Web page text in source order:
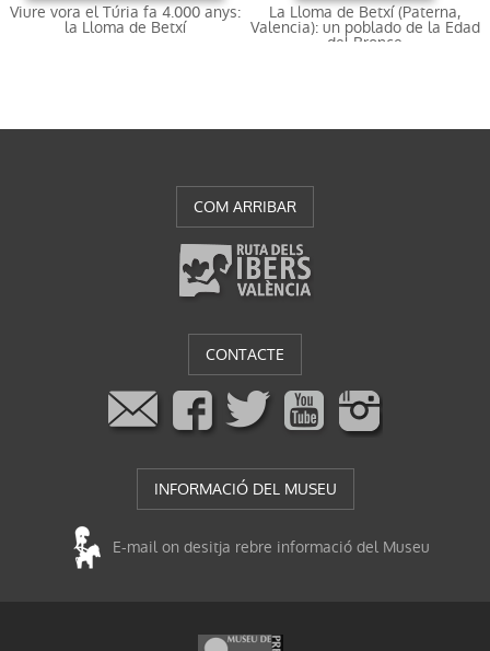
Viure vora el Túria fa 4.000 anys:
la Lloma de Betxí
La Lloma de Betxí (Paterna,
Valencia): un poblado de la Edad
del Bronce
COM ARRIBAR
CONTACTE
INFORMACIÓ DEL MUSEU
E-mail on desitja rebre informació del Museu